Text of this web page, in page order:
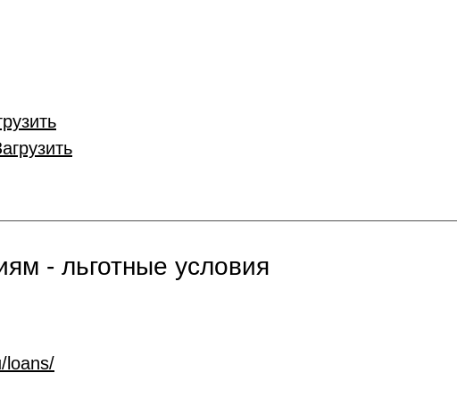
- льготные условия
loans/